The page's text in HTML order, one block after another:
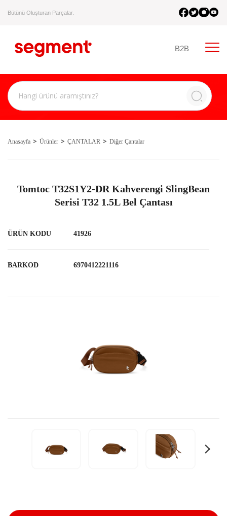
Bütünü Oluşturan Parçalar.
B2B
Anasayfa Ürünler ÇANTALAR Diğer Çantalar
Tomtoc T32S1Y2-DR Kahverengi SlingBean
Serisi T32 1.5L Bel Çantası
ÜRÜN KODU 41926
BARKOD 6970412221116